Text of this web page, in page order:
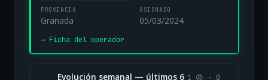
PROVINCIA
Granada
ASIGNADO
05/03/2024
→ Ficha del operador
Evolución semanal — últimos 6 1 😡 · 0